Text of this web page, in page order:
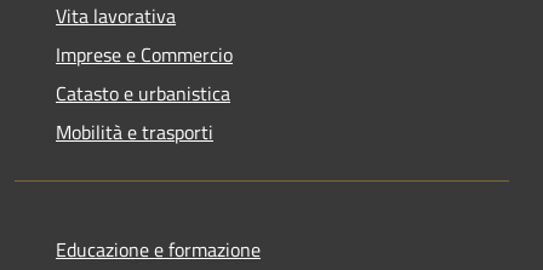
Vita lavorativa
Imprese e Commercio
Catasto e urbanistica
Mobilità e trasporti
Educazione e formazione